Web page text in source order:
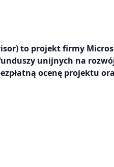
to projekt firmy
unijnych na
ocenę projektu